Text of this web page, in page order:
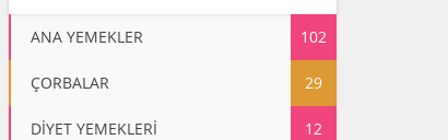
ANA YEMEKLER 102
ÇORBALAR 29
DİYET YEMEKLERİ 12